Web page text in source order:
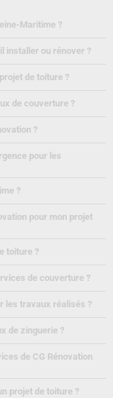
Maritime ?
installer ou rénover ?
de toiture ?
de couverture ?
?
pour les
?
pour mon projet
toiture ?
de couverture ?
les travaux réalisés ?
de zinguerie ?
de CG Rénovation
projet de toiture ?